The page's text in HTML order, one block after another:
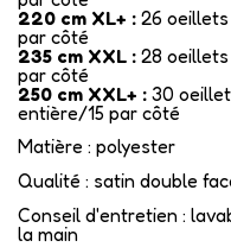
220 cm XL+ : 26
par côté
235 cm XXL : 28
par côté
250 cm XXL+ : 30
entière/15 par côté
Matière : polyester
Qualité : satin double
Conseil d'entretien :
la main